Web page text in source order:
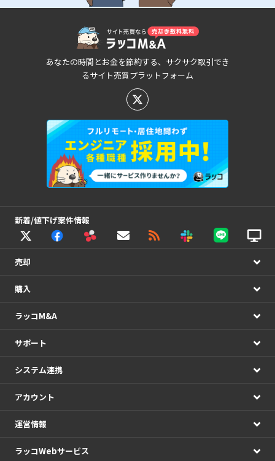
あなたの時間とお金を節約する、サクサク取引でき
るサイト売買プラットフォーム
新着/値下げ案件情報
売却
購入
ラッコM&A
サポート
システム連携
アカウント
運営情報
ラッコWebサービス